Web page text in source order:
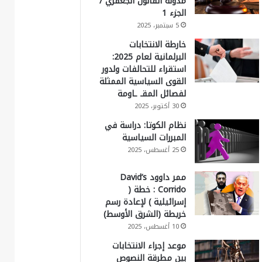
الجزء 1
5 سبتمبر، 2025
خارطة الانتخابات
البرلمانية لعام 2025:
استقراء للتحالفات ولدور
القوى السياسية الممثلة
لفصائل المقـ ـاومة
30 أكتوبر، 2025
نظام الكوتا: دراسة في
المبررات السياسية
25 أغسطس، 2025
ممر داوود David’s
Corrido : خطة (
إسرائيلية ) لإعادة رسم
خريطة (الشرق الأوسط)
10 أغسطس، 2025
موعد إجراء الانتخابات
بين مطرقة النصوص